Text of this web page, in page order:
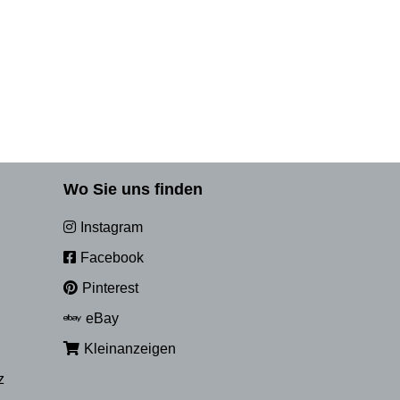
Wo Sie uns finden
Instagram
Facebook
Pinterest
eBay
Kleinanzeigen